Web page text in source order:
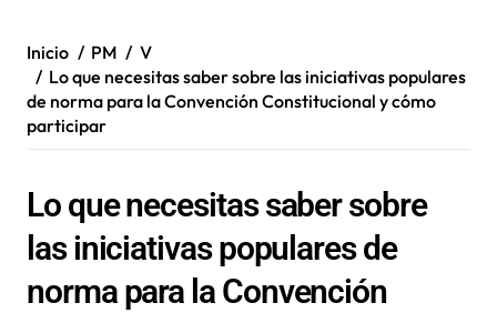
Inicio PM
V
Lo que necesitas saber sobre las iniciativas populares
de norma para la Convención Constitucional y cómo
participar
Lo que necesitas saber sobre
las iniciativas populares de
norma para la Convención